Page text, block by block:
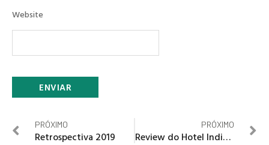
Website
PRÓXIMO
Retrospectiva 2019
PRÓXIMO
Review do Hotel Indigo em Bruxelas – Bélgica